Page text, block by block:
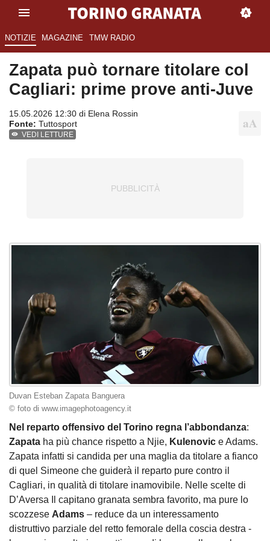
NOTIZIE MAGAZINE TMW RADIO
Zapata può tornare titolare col
Cagliari: prime prove anti-Juve
15.05.2026 12:30 di Elena Rossin
Fonte: Tuttosport
VEDI LETTURE
Duvan Esteban Zapata Banguera
© foto di www.imagephotoagency.it
Nel reparto offensivo del Torino regna l’abbondanza:
Zapata ha più chance rispetto a Njie, Kulenovic e Adams.
Zapata infatti si candida per una maglia da titolare a fianco
di quel Simeone che guiderà il reparto pure contro il
Cagliari, in qualità di titolare inamovibile. Nelle scelte di
D’Aversa Il capitano granata sembra favorito, ma pure lo
scozzese Adams – reduce da un interessamento
distruttivo parziale del retto femorale della coscia destra -